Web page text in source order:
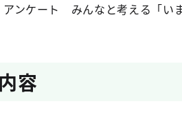
アンケート みんなと考える「い
容